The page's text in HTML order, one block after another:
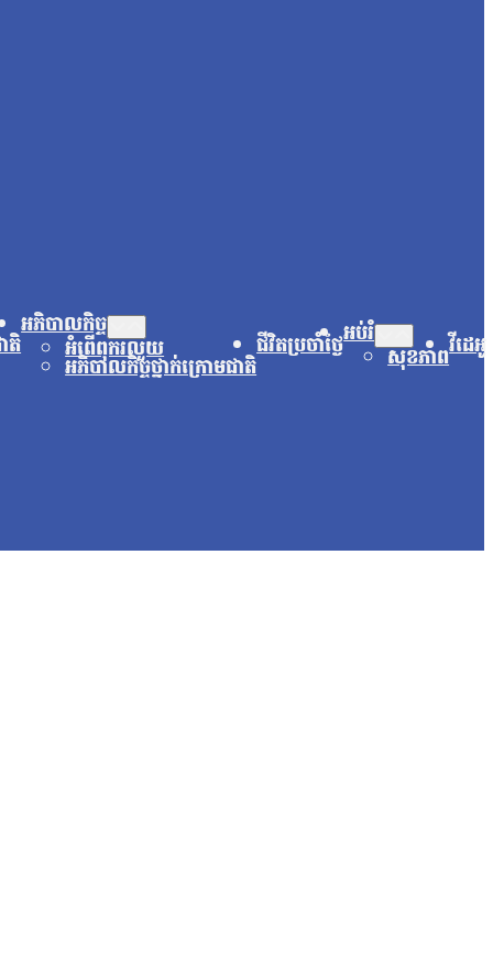
តិ
អភិបាលកិច្ច
អំពើពុករលួយ
អភិបាលកិច្ចថ្នាក់ក្រោមជាតិ
ជីវិតប្រចាំថ្ងៃអប់រំ
សុខភាពវីដេអូ